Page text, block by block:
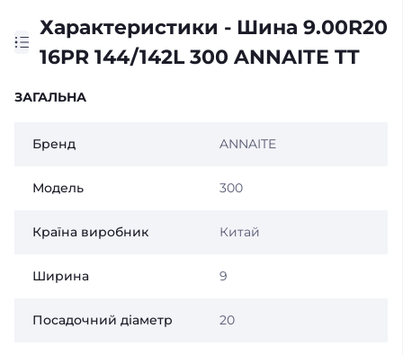
Характеристики - Шина 9.00R20
16PR 144/142L 300 ANNAITE TT
ЗАГАЛЬНА
Бренд ANNAITE
Модель 300
Країна виробник Китай
Ширина 9
Посадочний діаметр 20